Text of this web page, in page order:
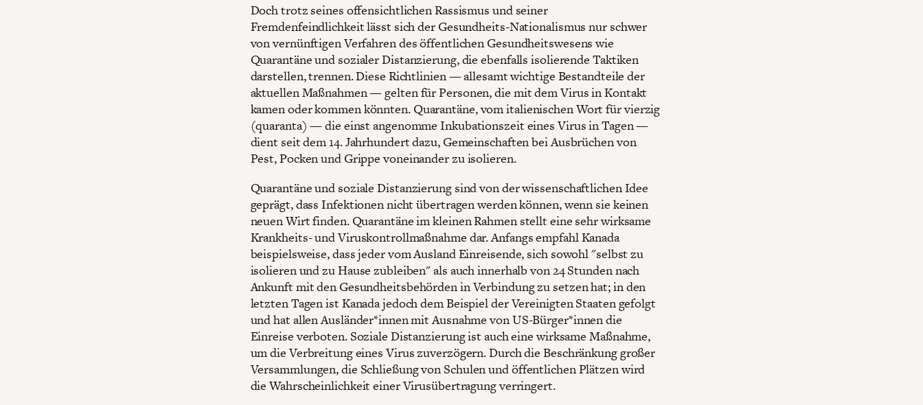
Doch trotz seines offensichtlichen Rassismus und seiner
Fremdenfeindlichkeit lässt sich der Gesundheits-Nationalismus nur schwer
von vernünftigen Verfahren des öffentlichen Gesundheitswesens wie
Quarantäne und sozialer Distanzierung, die ebenfalls isolierende Taktiken
darstellen, trennen. Diese Richtlinien — allesamt wichtige Bestandteile der
aktuellen Maßnahmen — gelten für Personen, die mit dem Virus in Kontakt
kamen oder kommen könnten. Quarantäne, vom italienischen Wort für vierzig
(quaranta) — die einst angenomme Inkubationszeit eines Virus in Tagen —
dient seit dem 14. Jahrhundert dazu, Gemeinschaften bei Ausbrüchen von
Pest, Pocken und Grippe voneinander zu isolieren.
Quarantäne und soziale Distanzierung sind von der wissenschaftlichen Idee
geprägt, dass Infektionen nicht übertragen werden können, wenn sie keinen
neuen Wirt finden. Quarantäne im kleinen Rahmen stellt eine sehr wirksame
Krankheits- und Viruskontrollmaßnahme dar. Anfangs empfahl Kanada
beispielsweise, dass jeder vom Ausland Einreisende, sich sowohl "selbst zu
isolieren und zu Hause zubleiben" als auch innerhalb von 24 Stunden nach
Ankunft mit den Gesundheitsbehörden in Verbindung zu setzen hat; in den
letzten Tagen ist Kanada jedoch dem Beispiel der Vereinigten Staaten gefolgt
und hat allen Ausländer*innen mit Ausnahme von US-Bürger*innen die
Einreise verboten. Soziale Distanzierung ist auch eine wirksame Maßnahme,
um die Verbreitung eines Virus zuverzögern. Durch die Beschränkung großer
Versammlungen, die Schließung von Schulen und öffentlichen Plätzen wird
die Wahrscheinlichkeit einer Virusübertragung verringert.